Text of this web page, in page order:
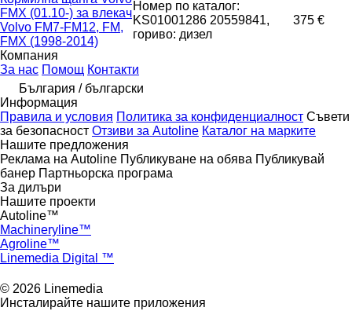
FMX (01.10-) за влекач
Volvo FM7-FM12, FM,
FMX (1998-2014)
Номер по каталог:
KS01001286 20559841,
гориво: дизел
375 €
Компания
За нас Помощ Контакти
България / български
Информация
Правила и условия Политика за конфиденциалност Съвети
за безопасност Отзиви за Autoline Каталог на марките
Нашите предложения
Реклама на Autoline Публикуване на обява Публикувай
банер Партньорска програма
За дилъри
Нашите проекти
Autoline™
Machineryline™
Agroline™
Linemedia Digital ™
© 2026 Linemedia
Инсталирайте нашите приложения